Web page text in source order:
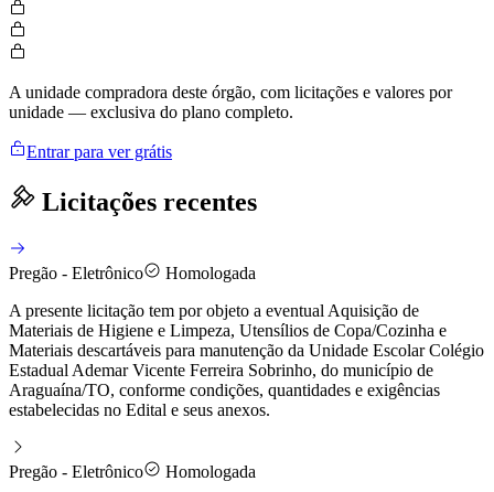
A unidade compradora deste órgão, com licitações e valores por
unidade — exclusiva do plano completo.
Entrar para ver grátis
Licitações recentes
Pregão - Eletrônico
Homologada
A presente licitação tem por objeto a eventual Aquisição de
Materiais de Higiene e Limpeza, Utensílios de Copa/Cozinha e
Materiais descartáveis para manutenção da Unidade Escolar Colégio
Estadual Ademar Vicente Ferreira Sobrinho, do município de
Araguaína/TO, conforme condições, quantidades e exigências
estabelecidas no Edital e seus anexos.
Pregão - Eletrônico
Homologada